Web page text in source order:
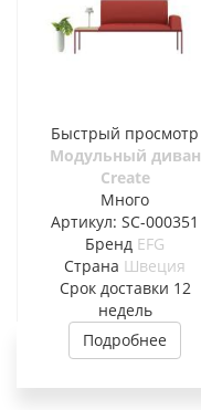
Быстрый просмотр
Модульный диван
Create
Много
Артикул: SC-000351
Бренд EFG
Страна Швеция
Cрок доставки 12
недель
Подробнее